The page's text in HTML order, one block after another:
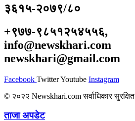
३६१५-२०७९/८०
+९७७-९८५१२५४५५६,
info@newskhari.com
newskhari@gmail.com
Facebook TwitterYoutube Instagram
© २०२२ Newskhari.com सर्वाधिकार सुरक्षित
ताजा अपडेट